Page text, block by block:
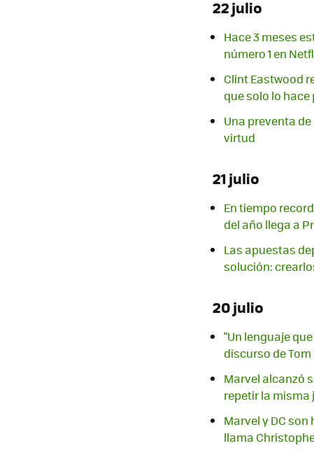
22 julio
Hace 3 meses
número 1 en
Clint Eastwood
que solo lo hace
Una preventa
virtud
21 julio
En tiempo
del año llega a
Las apuestas
solución:
20 julio
"Un lenguaje
discurso de Tom
Marvel alcanzó
repetir la misma
Marvel y DC
llama